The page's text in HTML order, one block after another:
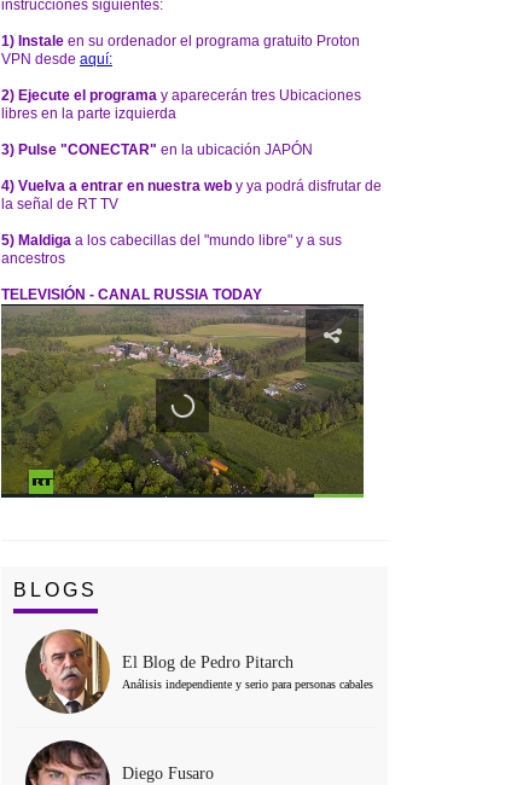
instrucciones siguientes:
1) Instale en su ordenador el programa gratuito Proton
VPN desde aquí:
2) Ejecute el programa y aparecerán tres Ubicaciones
libres en la parte izquierda
3) Pulse "CONECTAR" en la ubicación JAPÓN
4) Vuelva a entrar en nuestra web y ya podrá disfrutar de
la señal de RT TV
5) Maldiga a los cabecillas del "mundo libre" y a sus
ancestros
TELEVISIÓN - CANAL RUSSIA TODAY
BLOGS
El Blog de Pedro Pitarch
Análisis independiente y serio para personas cabales
Diego Fusaro